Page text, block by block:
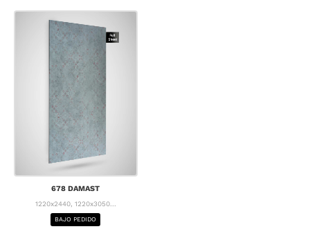
678 DAMAST
1220x2440, 1220x3050...
BAJO PEDIDO